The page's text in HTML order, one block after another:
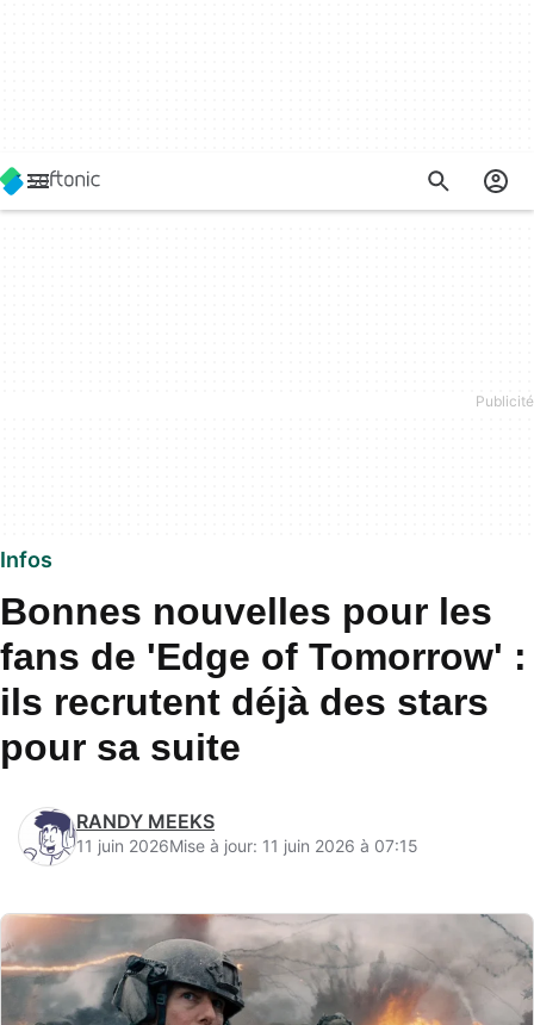
Infos
Bonnes nouvelles pour les
fans de 'Edge of Tomorrow' :
ils recrutent déjà des stars
pour sa suite
RANDY MEEKS
11 juin 2026Mise à jour: 11 juin 2026 à 07:15